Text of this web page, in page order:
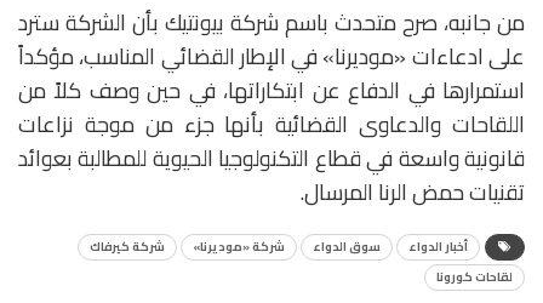
من جانبه، صرح متحدث باسم شركة بيونتيك بأن الشركة سترد
على ادعاءات «موديرنا» في الإطار القضائي المناسب، مؤكداً
استمرارها في الدفاع عن ابتكاراتها، في حين وصف كلاً من
اللقاحات والدعاوى القضائية بأنها جزء من موجة نزاعات
قانونية واسعة في قطاع التكنولوجيا الحيوية للمطالبة بعوائد
تقنيات حمض الرنا المرسال.
أخبار الدواء سوق الدواء شركة «موديرنا»
شركة كيرفاك
لقاحات كورونا